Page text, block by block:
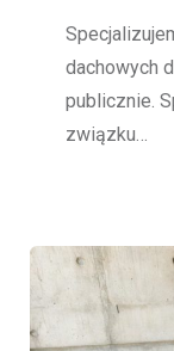
dachowych
publicznie.
związku…